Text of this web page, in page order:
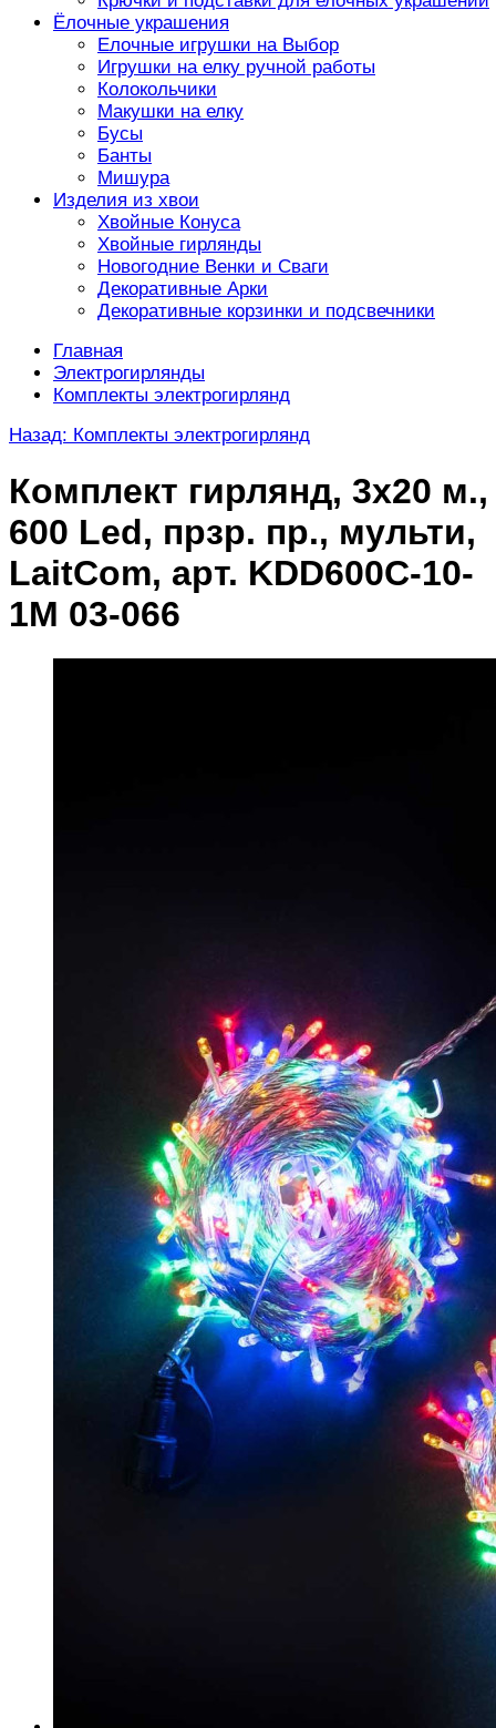
Ёлочные украшения
Елочные игрушки на Выбор
Игрушки на елку ручной работы
Колокольчики
Макушки на елку
Бусы
Банты
Мишура
Изделия из хвои
Хвойные Конуса
Хвойные гирлянды
Новогодние Венки и Сваги
Декоративные Арки
Декоративные корзинки и подсвечники
Главная
Электрогирлянды
Комплекты электрогирлянд
Назад: Комплекты электрогирлянд
Комплект гирлянд, 3x20 м.,
600 Led, прзр. пр., мульти,
LaitCom, арт. KDD600C-10-
1M 03-066